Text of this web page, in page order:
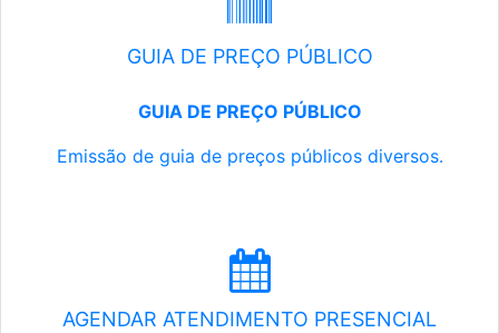
GUIA DE PREÇO PÚBLICO
GUIA DE PREÇO PÚBLICO
Emissão de guia de preços públicos diversos.
AGENDAR ATENDIMENTO PRESENCIAL